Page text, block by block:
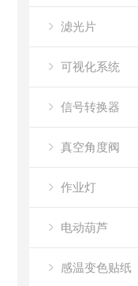
滤光片
可视化系统
信号转换器
真空角度阀
作业灯
电动葫芦
感温变色贴纸